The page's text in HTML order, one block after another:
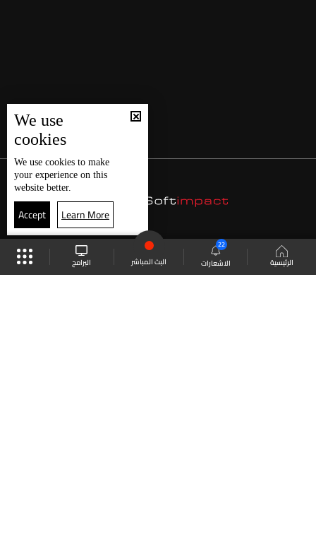
الرئيسية الاشعارات
22
البث المباشر البرامج
We use
cookies
We use cookies to make
your experience on this
website better.
Accept Learn More
موقع البرامج الجدول البث المباشر